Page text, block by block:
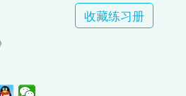
收藏练习册